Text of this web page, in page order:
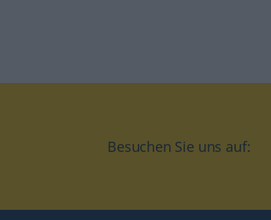
Besuchen Sie uns auf: